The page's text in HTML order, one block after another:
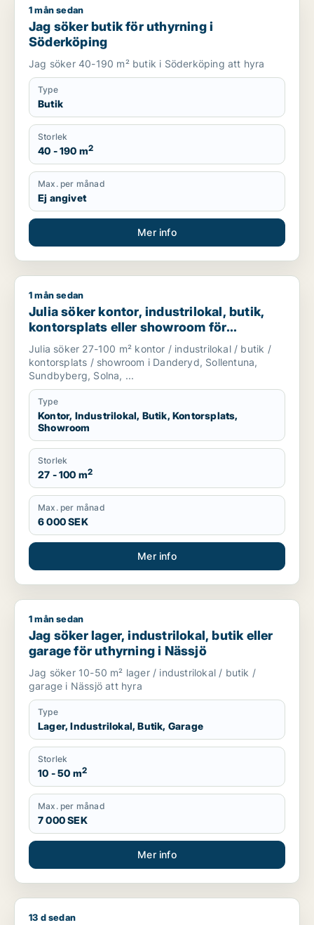
Jag söker butik för uthyrning i Söderköping
1 mån sedan
Jag söker butik för uthyrning i
Söderköping
Jag söker 40-190 m² butik i Söderköping att hyra
Type
Butik
Storlek
40 - 190 m2
Max. per månad
Ej angivet
Mer info
Julia söker kontor, industrilokal, butik, kontorsplats eller
1 mån sedan
Julia söker kontor, industrilokal, butik,
kontorsplats eller showroom för
uthyrning i Danderyd, Sollentuna eller
Sundbyberg m.fl.
Julia söker 27-100 m² kontor / industrilokal / butik /
kontorsplats / showroom i Danderyd, Sollentuna,
Sundbyberg, Solna, ...
Type
Kontor, Industrilokal, Butik, Kontorsplats,
Showroom
Storlek
27 - 100 m2
Max. per månad
6 000 SEK
Mer info
Jag söker lager, industrilokal, butik eller garage för
1 mån sedan
Jag söker lager, industrilokal, butik eller
garage för uthyrning i Nässjö
Jag söker 10-50 m² lager / industrilokal / butik /
garage i Nässjö att hyra
Type
Lager, Industrilokal, Butik, Garage
Storlek
10 - 50 m2
Max. per månad
7 000 SEK
Mer info
Marzia söker butik eller klinik för uthyrning i Malmö
13 d sedan